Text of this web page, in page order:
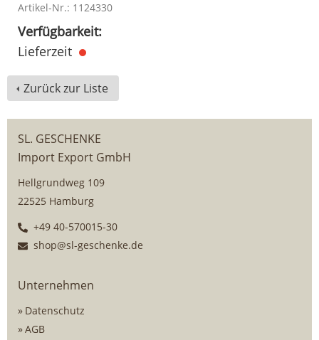
Artikel-Nr.: 1124330
Verfügbarkeit:
Lieferzeit
Zurück zur Liste
SL. GESCHENKE
Import Export GmbH
Hellgrundweg 109
22525 Hamburg
+49 40-570015-30
shop@sl-geschenke.de
Unternehmen
Datenschutz
AGB